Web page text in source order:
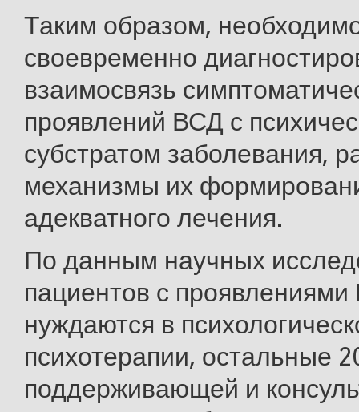
Таким образом,
своевременно
взаимосвязь
проявлений ВСД с
субстратом заболевания,
механизмы их
адекватного лечения.
По данным научных
пациентов с
нуждаются в
психотерапии, остальные
поддерживающей и